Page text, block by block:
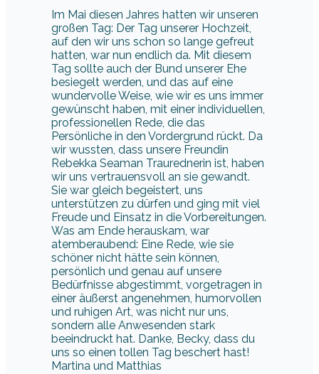
Im Mai diesen Jahres hatten wir unseren
großen Tag: Der Tag unserer Hochzeit,
auf den wir uns schon so lange gefreut
hatten, war nun endlich da. Mit diesem
Tag sollte auch der Bund unserer Ehe
besiegelt werden, und das auf eine
wundervolle Weise, wie wir es uns immer
gewünscht haben, mit einer individuellen,
professionellen Rede, die das
Persönliche in den Vordergrund rückt. Da
wir wussten, dass unsere Freundin
Rebekka Seaman Traurednerin ist, haben
wir uns vertrauensvoll an sie gewandt.
Sie war gleich begeistert, uns
unterstützen zu dürfen und ging mit viel
Freude und Einsatz in die Vorbereitungen.
Was am Ende herauskam, war
atemberaubend: Eine Rede, wie sie
schöner nicht hätte sein können,
persönlich und genau auf unsere
Bedürfnisse abgestimmt, vorgetragen in
einer äußerst angenehmen, humorvollen
und ruhigen Art, was nicht nur uns,
sondern alle Anwesenden stark
beeindruckt hat. Danke, Becky, dass du
uns so einen tollen Tag beschert hast!
Martina und Matthias